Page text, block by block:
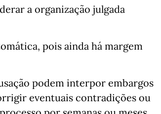
a organização julgada
pois ainda há margem
podem interpor embargos
eventuais contradições ou